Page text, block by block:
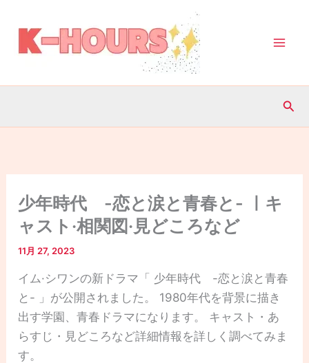
キ
プ
検
少年時代 -恋と涙と青春と- ㅣキ
ャスト·相関図·見どころなど
11月 27, 2023
イム·シワンの新ドラマ「 少年時代 -恋と涙と青春
と- 」が公開されました。 1980年代を背景に描き
出す学園、青春ドラマになります。 キャスト・あ
らすじ・見どころなど詳細情報を詳しく調べてみま
す。